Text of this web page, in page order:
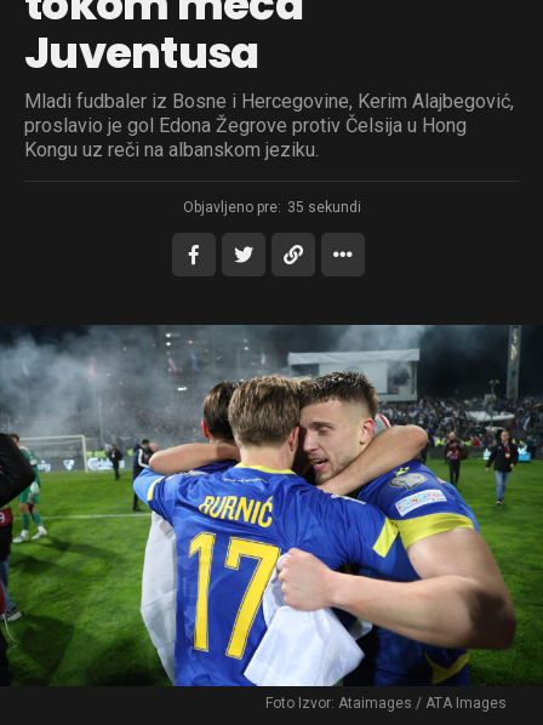
Juventusa
Mladi fudbaler iz Bosne i Hercegovine, Kerim Alajbegović,
proslavio je gol Edona Žegrove protiv Čelsija u Hong
Kongu uz reči na albanskom jeziku.
Objavljeno pre: 35 sekundi
Foto Izvor: Ataimages / ATA Images